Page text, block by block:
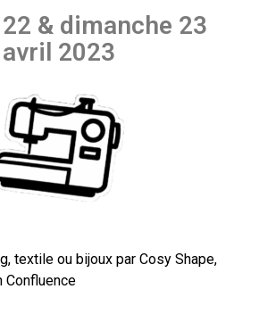
& dimanche 23
avril 2023
textile ou bijoux par Cosy Shape,
Confluence